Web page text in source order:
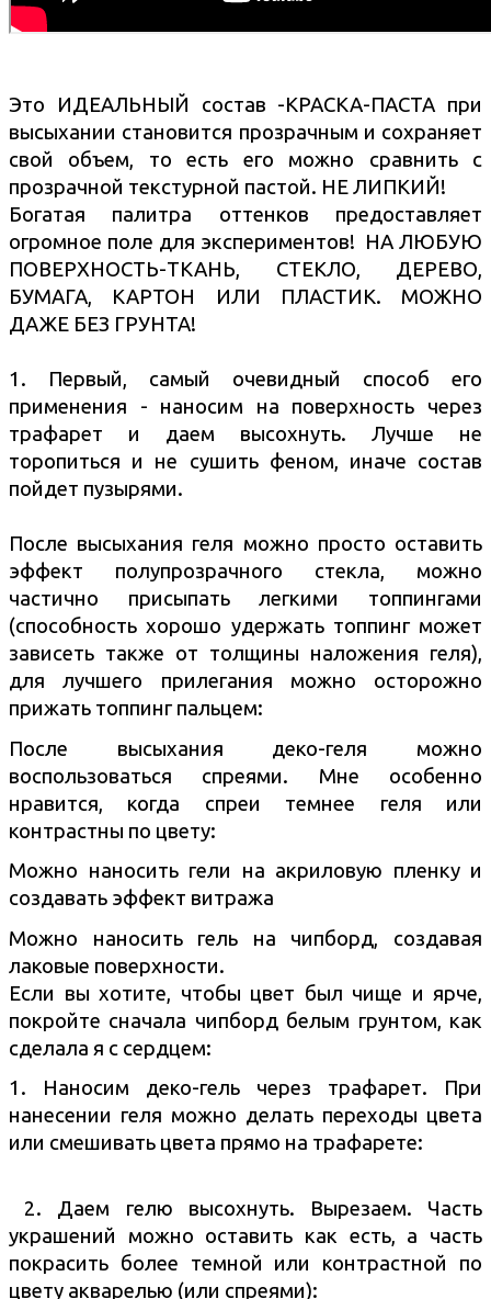
Это ИДЕАЛЬНЫЙ состав -КРАСКА-ПАСТА при
высыхании становится прозрачным и сохраняет
свой объем, то есть его можно сравнить с
прозрачной текстурной пастой. НЕ ЛИПКИЙ!
Богатая палитра оттенков предоставляет
огромное поле для экспериментов! НА ЛЮБУЮ
ПОВЕРХНОСТЬ-ТКАНЬ, СТЕКЛО, ДЕРЕВО,
БУМАГА, КАРТОН ИЛИ ПЛАСТИК. МОЖНО
ДАЖЕ БЕЗ ГРУНТА!
1. Первый, самый очевидный способ его
применения - наносим на поверхность через
трафарет и даем высохнуть. Лучше не
торопиться и не сушить феном, иначе состав
пойдет пузырями.
После высыхания геля можно просто оставить
эффект полупрозрачного стекла, можно
частично присыпать легкими топпингами
(способность хорошо удержать топпинг может
зависеть также от толщины наложения геля),
для лучшего прилегания можно осторожно
прижать топпинг пальцем:
После высыхания деко-геля можно
воспользоваться спреями. Мне особенно
нравится, когда спреи темнее геля или
контрастны по цвету:
Можно наносить гели на акриловую пленку и
создавать эффект витража
Можно наносить гель на чипборд, создавая
лаковые поверхности.
Если вы хотите, чтобы цвет был чище и ярче,
покройте сначала чипборд белым грунтом, как
сделала я с сердцем:
1. Наносим деко-гель через трафарет. При
нанесении геля можно делать переходы цвета
или смешивать цвета прямо на трафарете:
2. Даем гелю высохнуть. Вырезаем. Часть
украшений можно оставить как есть, а часть
покрасить более темной или контрастной по
цвету акварелью (или спреями):